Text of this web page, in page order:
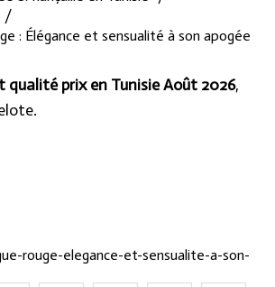
/
: Élégance et sensualité à son apogée
qualité prix en Tunisie Août 2026,
rouge-elegance-et-sensualite-a-son-